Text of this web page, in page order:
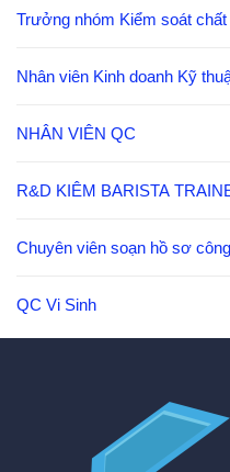
Trưởng nhóm Kiểm soát
Nhân viên Kinh doanh Kỹ
NHÂN VIÊN QC
R&D KIÊM BARISTA
Chuyên viên soạn hồ sơ
QC Vi Sinh